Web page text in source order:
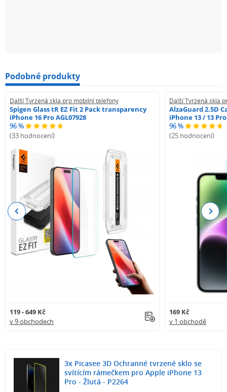
Podobné produkty
Další Tvrzená skla pro mobilní telefony
Spigen Glass tR EZ Fit 2 Pack transparency
iPhone 16 Pro AGL07928
96 %
(33 hodnocení)
119 - 649 Kč
v 9 obchodech
Další Tvrzená skla
AlzaGuard 2.5D
iPhone 13 / 13 Pro
96 %
(25 hodnocení)
169 Kč
v 1 obchodě
Previous Next
3x Picasee 3D Ochranné tvrzené sklo se
svítícím rámečkem pro Apple iPhone 13
Pro - Žlutá - P2264